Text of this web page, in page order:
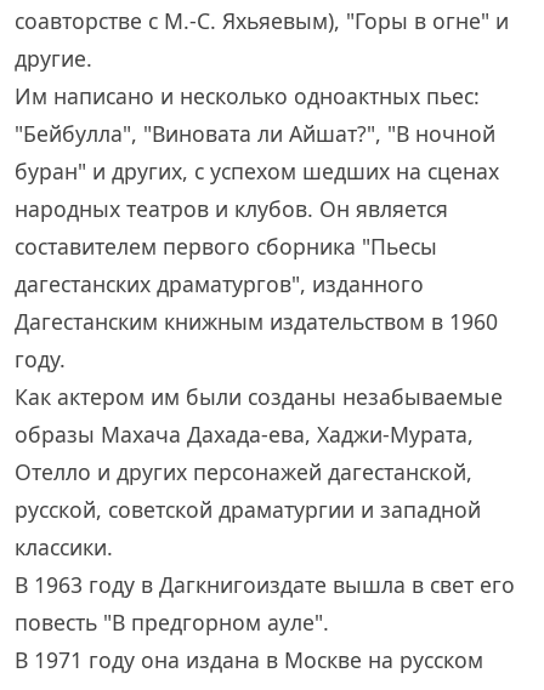
соавторстве с М.-С. Яхьяевым), "Горы в огне" и
другие.
Им написано и несколько одноактных пьес:
"Бейбулла", "Виновата ли Айшат?", "В ночной
буран" и других, с успехом шедших на сценах
народных театров и клубов. Он является
составителем первого сборника "Пьесы
дагестанских драматургов", изданного
Дагестанским книжным издательством в 1960
году.
Как актером им были созданы незабываемые
образы Махача Дахада-ева, Хаджи-Мурата,
Отелло и других персонажей дагестанской,
русской, советской драматургии и западной
классики.
В 1963 году в Дагкнигоиздате вышла в свет его
повесть "В предгорном ауле".
В 1971 году она издана в Москве на русском